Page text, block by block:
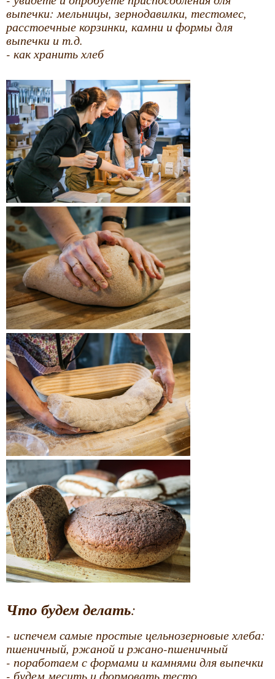
выпечки: мельницы, зернодавилки, тестомес,
расстоечные корзинки, камни и формы для
выпечки и т.д.
- как хранить хлеб
Что будем делать:
- испечем самые простые цельнозерновые хлеба:
пшеничный, ржаной и ржано-пшеничный
- поработаем с формами и камнями для выпечки
- будем месить и формовать тесто